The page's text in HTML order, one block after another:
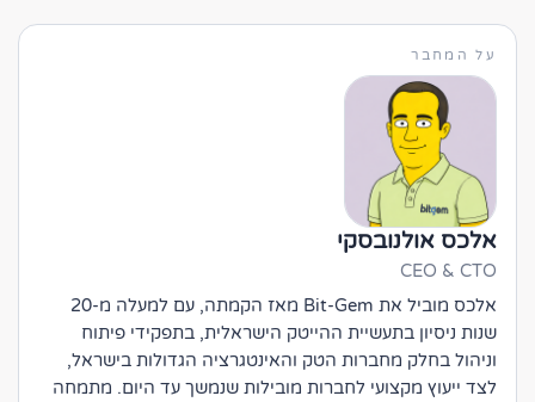
על המחבר
אלכס אולנובסקי
CEO & CTO
אלכס מוביל את Bit-Gem מאז הקמתה, עם למעלה מ-20
שנות ניסיון בתעשיית ההייטק הישראלית, בתפקידי פיתוח
וניהול בחלק מחברות הטק והאינטגרציה הגדולות בישראל,
לצד ייעוץ מקצועי לחברות מובילות שנמשך עד היום. מתמחה